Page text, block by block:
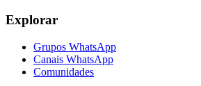
Explorar
Grupos WhatsApp
Canais WhatsApp
Comunidades